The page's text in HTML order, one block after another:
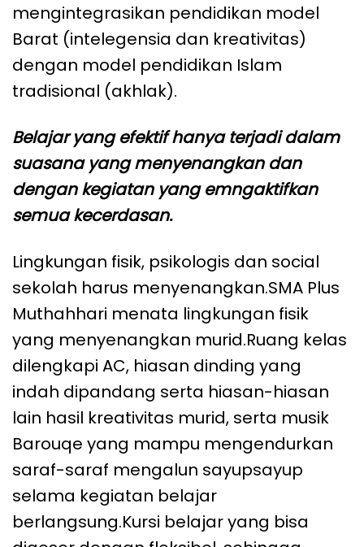
mengintegrasikan pendidikan model
Barat (intelegensia dan kreativitas)
dengan model pendidikan Islam
tradisional (akhlak).
Belajar yang efektif hanya terjadi dalam
suasana yang menyenangkan dan
dengan kegiatan yang emngaktifkan
semua kecerdasan.
Lingkungan fisik, psikologis dan social
sekolah harus menyenangkan.SMA Plus
Muthahhari menata lingkungan fisik
yang menyenangkan murid.Ruang kelas
dilengkapi AC, hiasan dinding yang
indah dipandang serta hiasan-hiasan
lain hasil kreativitas murid, serta musik
Barouqe yang mampu mengendurkan
saraf-saraf mengalun sayupsayup
selama kegiatan belajar
berlangsung.Kursi belajar yang bisa